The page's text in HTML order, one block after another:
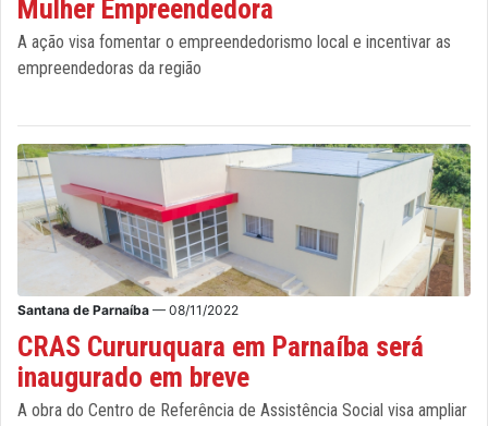
Mulher Empreendedora
A ação visa fomentar o empreendedorismo local e incentivar as
empreendedoras da região
Santana de Parnaíba — 08/11/2022
CRAS Cururuquara em Parnaíba será
inaugurado em breve
A obra do Centro de Referência de Assistência Social visa ampliar